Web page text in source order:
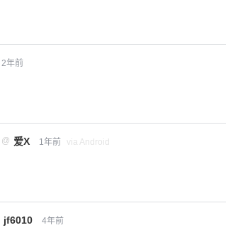
2年前
@ 爱X 1年前 via Android
jf6010 4年前